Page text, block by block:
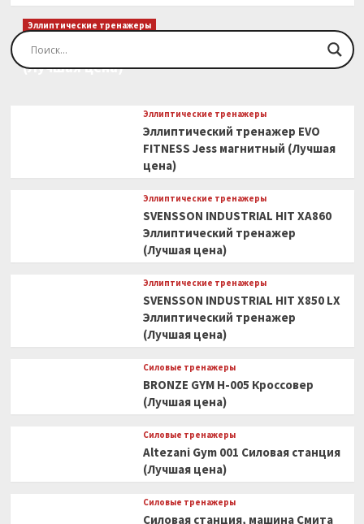
Эллиптические тренажеры
Эллиптический тренажер EVO FITNESS Orion
(Лучшая цена)
Эллиптические тренажеры
Эллиптический тренажер EVO
FITNESS Jess магнитный (Лучшая
цена)
Эллиптические тренажеры
SVENSSON INDUSTRIAL HIT XA860
Эллиптический тренажер
(Лучшая цена)
Эллиптические тренажеры
SVENSSON INDUSTRIAL HIT X850 LX
Эллиптический тренажер
(Лучшая цена)
Силовые тренажеры
BRONZE GYM H-005 Кроссовер
(Лучшая цена)
Силовые тренажеры
Altezani Gym 001 Силовая станция
(Лучшая цена)
Силовые тренажеры
Силовая станция, машина Смита